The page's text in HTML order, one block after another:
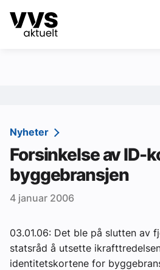
Kategorier
Sanitær
Ventilasjon
Varme og energi
Byggautomasjon
Vann og avløp
Aktuelle prosjekter
Nyheter
Forsinkelse av ID-
byggebransjen
4 januar 2006
03.01.06: Det ble på slutten av
statsråd å utsette
identitetskortene for